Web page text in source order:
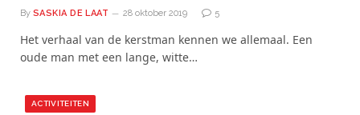
By SASKIA DE LAAT 28 oktober 2019 5
Het verhaal van de kerstman kennen we allemaal. Een
oude man met een lange, witte…
ACTIVITEITEN